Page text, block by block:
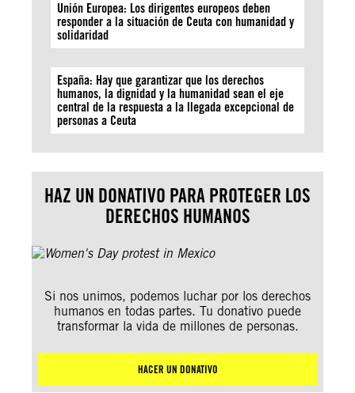
Unión Europea: Los dirigentes europeos deben
responder a la situación de Ceuta con humanidad y
solidaridad
España: Hay que garantizar que los derechos
humanos, la dignidad y la humanidad sean el eje
central de la respuesta a la llegada excepcional de
personas a Ceuta
HAZ UN DONATIVO PARA PROTEGER LOS
DERECHOS HUMANOS
Si nos unimos, podemos luchar por los derechos
humanos en todas partes. Tu donativo puede
transformar la vida de millones de personas.
HACER UN DONATIVO